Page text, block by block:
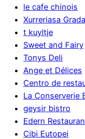
le cafe chinois
Xurreriasa
t kuyltje
Sweet and Fairy
Tonys Deli
Ange et Délices
Centro de
La Conserverie
geysir bistro
Edern
Cibi Eutopei